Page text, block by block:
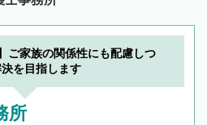
ご家族の関係性にも配慮しつ
を目指します
所